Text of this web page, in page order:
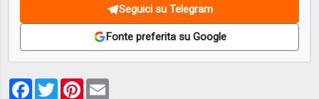
Seguici su Telegram
Fonte preferita su Google
Facebook
TwitterPinterest